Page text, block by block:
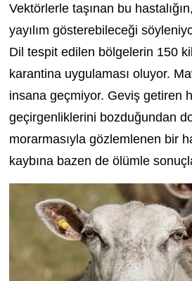
Vektörlerle taşınan bu
yayılım gösterebileceği
Dil tespit edilen bölgelerin 150
karantina uygulaması oluyor.
insana geçmiyor. Geviş getiren
geçirgenliklerini bozduğundan
morarmasıyla gözlemlenen bir
kaybına bazen de ölümle